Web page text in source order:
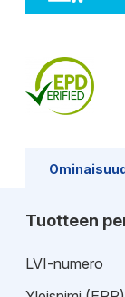
Tuotteen
LVI-numero